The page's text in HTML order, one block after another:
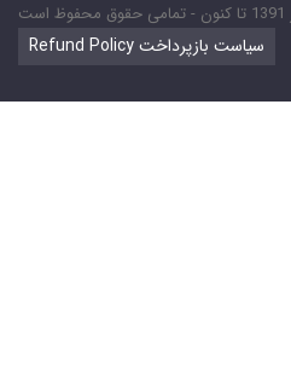
Refund Policy سیاست بازپرداخت